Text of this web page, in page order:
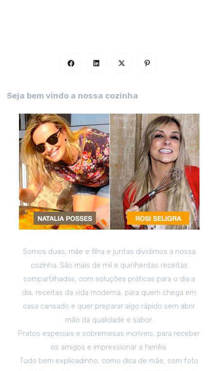
Seja bem vindo a nossa cozinha
Somos duas, mãe e filha e juntas dividimos a nossa
cozinha. São mais de mil e quinhentas receitas
compartilhadas, com soluções práticas para o dia a
dia, receitas da vida moderna, para quem chega em
casa cansado e quer preparar algo rápido sem abrir
mão da qualidade e sabor.
Pratos especiais e sobremesas incríveis, para receber
os amigos e impressionar a família.
Tudo bem explicadinho, como dica de mãe, com foto